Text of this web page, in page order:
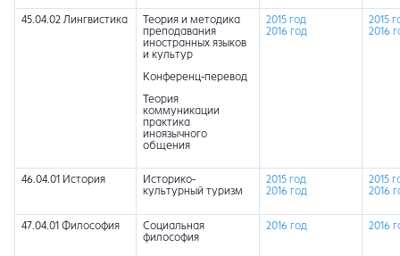
45.04.02 Лингвистика
Теория и методика
преподавания
иностранных языков
и культур
Конференц-перевод
Теория
коммуникации
практика
иноязычного
общения
2015 год
2016 год
2015
2016
46.04.01 История
Историко-
культурный туризм
2015 год
2016 год
2015
2016
47.04.01 Философия
Социальная
философия
2016 год 2016